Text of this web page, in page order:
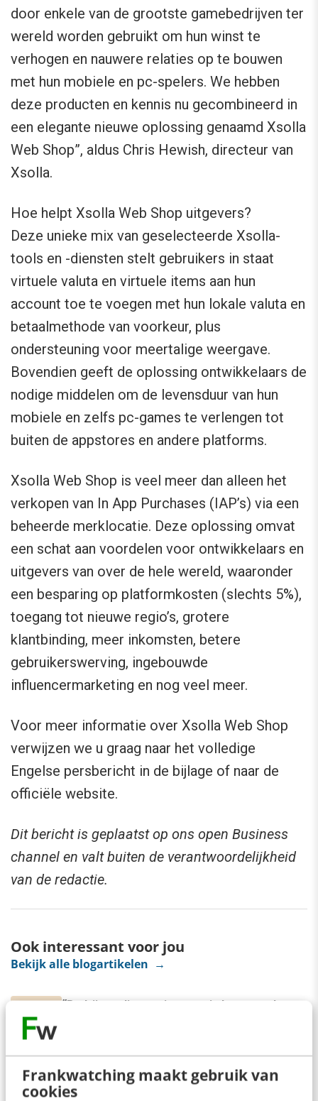
Frankwatching maakt gebruik van
cookies
door enkele van de grootste gamebedrijven ter
wereld worden gebruikt om hun winst te
verhogen en nauwere relaties op te bouwen
met hun mobiele en pc-spelers. We hebben
deze producten en kennis nu gecombineerd in
een elegante nieuwe oplossing genaamd Xsolla
Web Shop”, aldus Chris Hewish, directeur van
Xsolla.
Hoe helpt Xsolla Web Shop uitgevers?
Deze unieke mix van geselecteerde Xsolla-
tools en -diensten stelt gebruikers in staat
virtuele valuta en virtuele items aan hun
account toe te voegen met hun lokale valuta en
betaalmethode van voorkeur, plus
ondersteuning voor meertalige weergave.
Bovendien geeft de oplossing ontwikkelaars de
nodige middelen om de levensduur van hun
mobiele en zelfs pc-games te verlengen tot
buiten de appstores en andere platforms.
Xsolla Web Shop is veel meer dan alleen het
verkopen van In App Purchases (IAP’s) via een
beheerde merklocatie. Deze oplossing omvat
een schat aan voordelen voor ontwikkelaars en
uitgevers van over de hele wereld, waaronder
een besparing op platformkosten (slechts 5%),
toegang tot nieuwe regio’s, grotere
klantbinding, meer inkomsten, betere
gebruikerswerving, ingebouwde
influencermarketing en nog veel meer.
Voor meer informatie over Xsolla Web Shop
verwijzen we u graag naar het volledige
Engelse persbericht in de bijlage of naar de
officiële website.
Dit bericht is geplaatst op ons open Business
channel en valt buiten de verantwoordelijkheid
van de redactie.
Ook interessant voor jou
Bekijk alle blogartikelen →
“Bedrijven die stevig staan in hun waarden
3 min·Stef Heutink
Zo bouw je een AI die het niet met je eens is